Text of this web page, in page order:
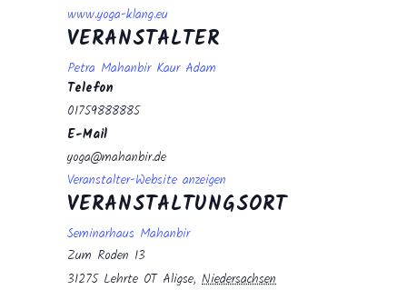
www.yoga-klang.eu
VERANSTALTUNGSORT
Seminarhaus Mahanbir
Zum Roden 13
31275 Lehrte OT Aligse, Niedersachsen
VERANSTALTER
Petra Mahanbir Kaur Adam
Telefon
01759888885
E-Mail
yoga@mahanbir.de
Veranstalter-Website anzeigen